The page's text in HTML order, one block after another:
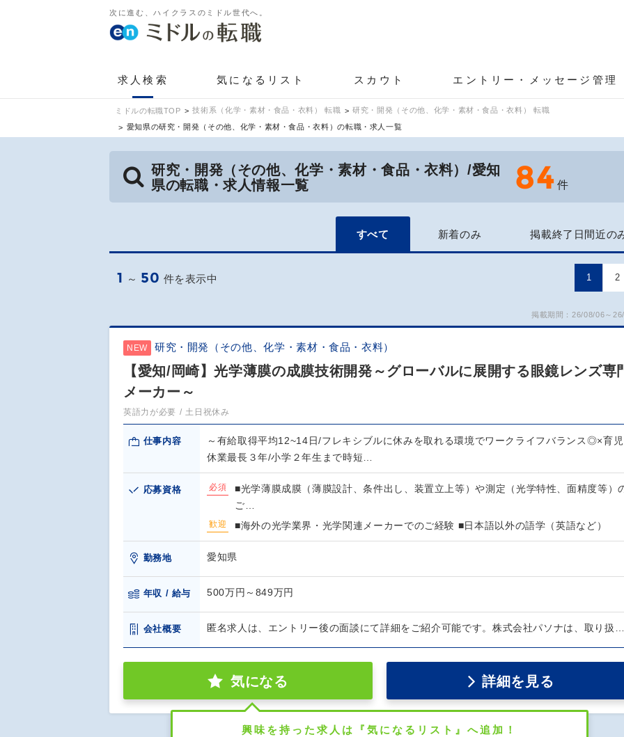
次に進む、ハイクラスのミドル世代へ。
求人検索 気になるリスト スカウト エントリー・メッセージ管理
ミドルの転職TOP 技術系（化学・素材・食品・衣料） 転職
研究・開発（その他、化学・素材・食品・衣料） 転職
愛知県の研究・開発（その他、化学・素材・食品・衣料）の転職・求人一覧
研究・開発（その他、化学・素材・食品・衣料）/愛知
県の転職・求人情報一覧
84 件
すべて 新着のみ 掲載終了日間近の
1 ～ 50 件を表示中 1 2
掲載期間：26/08/06～
NEW 研究・開発（その他、化学・素材・食品・衣料）
【愛知/岡崎】光学薄膜の成膜技術開発～グローバルに展開する眼鏡レンズ専
メーカー～
英語力が必要 土日祝休み
仕事内容
～有給取得平均12~14日/フレキシブルに休みを取れる環境でワークライフバランス◎×育児
休業最長３年/小学２年生まで時短…
応募資格 必須
■光学薄膜成膜（薄膜設計、条件出し、装置立上等）や測定（光学特性、面精度等）
ご…
歓迎 ■海外の光学業界・光学関連メーカーでのご経験 ■日本語以外の語学（英語など）
勤務地 愛知県
年収 / 給与 500万円～849万円
会社概要 匿名求人は、エントリー後の面談にて詳細をご紹介可能です。株式会社パソナは、取り扱…
気になる 詳細を見る
興味を持った求人は『気になるリスト』へ追加！